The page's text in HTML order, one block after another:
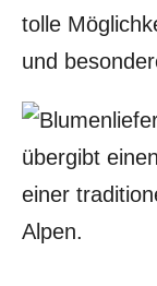
tolle
und